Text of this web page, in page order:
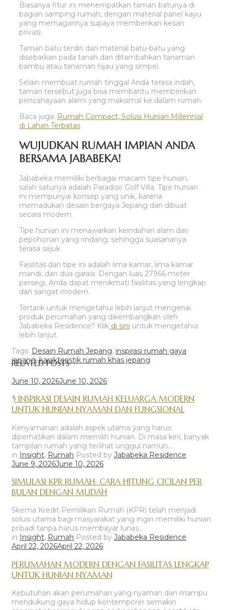
Biasanya fitur ini menempatkan taman batunya di
bagian samping rumah, dengan material panel kayu
yang memagarinya supaya memberikan kesan
privasi.
Taman batu terdiri dari material batu-batu yang
disebarkan pada tanah dan ditambahkan tanaman
bambu atau tanaman hijau yang simpel.
Selain membuat rumah tinggal Anda terasa indah,
taman tersebut juga bisa membantu memberikan
pencahayaan alami yang maksimal ke dalam rumah.
Baca juga: Rumah Compact, Solusi Hunian Millennial
di Lahan Terbatas
WUJUDKAN RUMAH IMPIAN ANDA
BERSAMA JABABEKA!
Jababeka memiliki berbagai macam tipe hunian,
salah satunya adalah Paradiso Golf Villa. Tipe hunian
ini mempunyai konsep yang unik, karena
memadukan desain bergaya Jepang dan dibuat
secara modern.
Tipe hunian ini menawarkan keindahan alam dari
pepohonan yang rindang, sehingga suasananya
terasa sejuk
Fasilitas dari tipe ini adalah lima kamar, lima kamar
mandi, dan dua garasi. Dengan luas 27966 meter
persegi, Anda dapat menikmati fasilitas yang lengkap
dan sangat modern.
Tertarik untuk mengetahui lebih lanjut mengenai
produk perumahan yang dikembangkan oleh
Jababeka Residence? Klik di sini untuk mengetahui
lebih lanjut.
Tags: Desain Rumah Jepang, inspirasi rumah gaya
jepang,karakteristik rumah khas jepang
RELATED POSTS
June 10, 2026June 10, 2026
5 INSPIRASI DESAIN RUMAH KELUARGA MODERN
UNTUK HUNIAN NYAMAN DAN FUNGSIONAL
Kenyamanan adalah aspek utama yang harus
diperhatikan dalam memilih hunian. Di masa kini, banyak
tampilan rumah yang terlihat unggul namun…
in Insight, Rumah Posted by Jababeka Residence
June 9, 2026June 10, 2026
SIMULASI KPR RUMAH: CARA HITUNG CICILAN PER
BULAN DENGAN MUDAH
Skema Kredit Pemilikan Rumah (KPR) telah menjadi
solusi utama bagi masyarakat yang ingin memiliki hunian
pribadi tanpa harus membayar lunas…
in
Insight, Rumah Posted by Jababeka Residence
April 22, 2026April 22, 2026
PERUMAHAN MODERN DENGAN FASILITAS LENGKAP
UNTUK HUNIAN NYAMAN
Kebutuhan akan perumahan yang nyaman dan mampu
mendukung gaya hidup kontemporer semakin